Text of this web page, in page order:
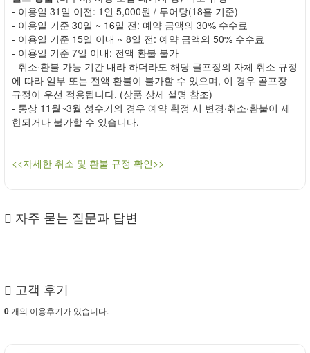
- 이용일 31일 이전: 1인 5,000원 / 투어당(18홀 기준)
- 이용일 기준 30일 ~ 16일 전: 예약 금액의 30% 수수료
- 이용일 기준 15일 이내 ~ 8일 전: 예약 금액의 50% 수수료
- 이용일 기준 7일 이내: 전액 환불 불가
- 취소·환불 가능 기간 내라 하더라도 해당 골프장의 자체 취소 규정
에 따라 일부 또는 전액 환불이 불가할 수 있으며, 이 경우 골프장
규정이 우선 적용됩니다. (상품 상세 설명 참조)
- 통상 11월~3월 성수기의 경우 예약 확정 시 변경·취소·환불이 제
한되거나 불가할 수 있습니다.
<<자세한 취소 및 환불 규정 확인>>
자주 묻는 질문과 답변
고객 후기
0 개의 이용후기가 있습니다.